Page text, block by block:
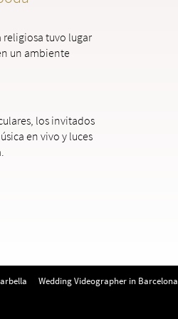
religiosa tuvo lugar
un ambiente
los invitados
en vivo y luces
Wedding Videographer in Barcelona